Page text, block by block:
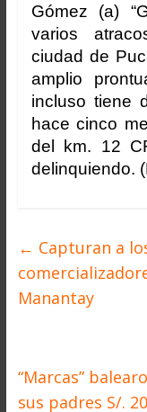
Gómez (a)
varios
ciudad de
amplio
incluso tiene
hace cinco
del km. 12
delinquiendo.
← Capturan a
Manantay
“Marcas”
sus padres S/.